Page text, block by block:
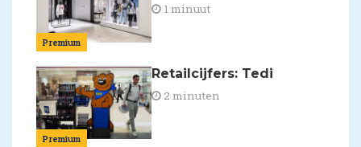
Premium
1 minuut
Premium
Retailcijfers: Tedi
2 minuten